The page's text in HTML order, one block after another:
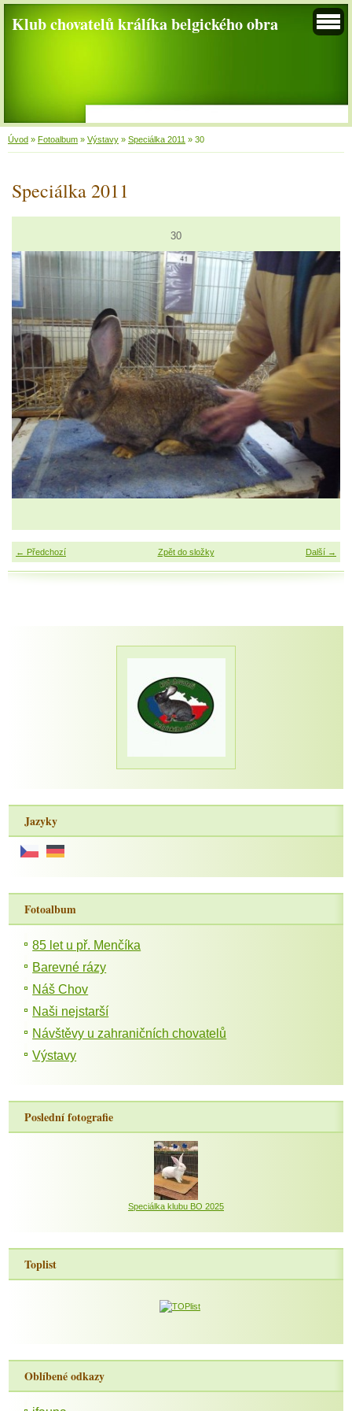
Klub chovatelů králíka belgického obra
Úvod » Fotoalbum » Výstavy » Speciálka 2011 » 30
Speciálka 2011
30
← Předchozí Další →
Zpět do složky
Jazyky
Fotoalbum
85 let u př. Menčíka
Barevné rázy
Náš Chov
Naši nejstarší
Návštěvy u zahraničních chovatelů
Výstavy
Poslední fotografie
Speciálka klubu BO 2025
Toplist
Oblíbené odkazy